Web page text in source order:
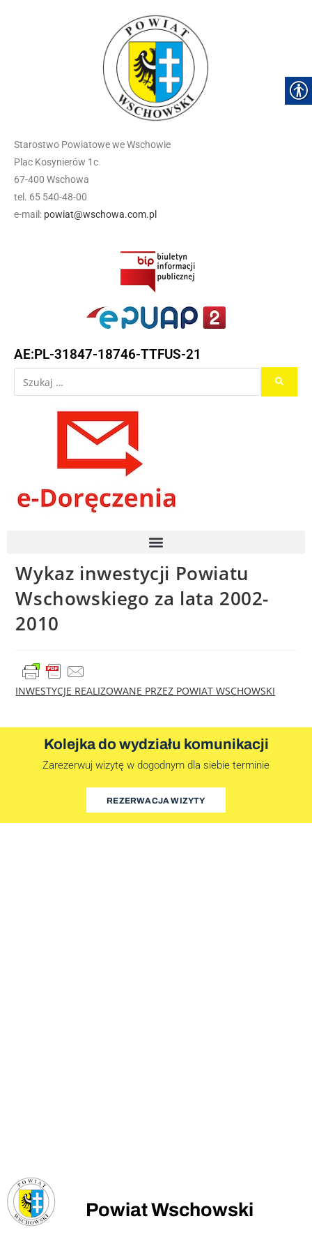
Starostwo Powiatowe we Wschowie
Plac Kosynierów 1c
67-400 Wschowa
tel. 65 540-48-00
e-mail: powiat@wschowa.com.pl
AE:PL-31847-18746-TTFUS-21
Wykaz inwestycji Powiatu
Wschowskiego za lata 2002-
2010
INWESTYCJE REALIZOWANE PRZEZ POWIAT WSCHOWSKI
Kolejka do wydziału komunikacji
Zarezerwuj wizytę w dogodnym dla siebie terminie
REZERWACJA WIZYTY
Powiat Wschowski